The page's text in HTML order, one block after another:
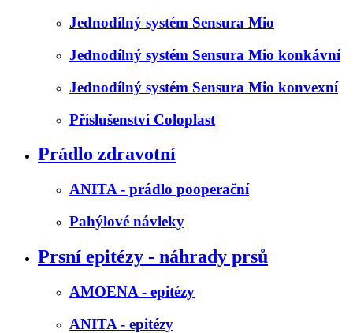
Jednodílný systém Sensura Mio
Jednodílný systém Sensura Mio konkávní
Jednodílný systém Sensura Mio konvexní
Příslušenství Coloplast
Prádlo zdravotní
ANITA - prádlo pooperační
Pahýlové návleky
Prsní epitézy - náhrady prsů
AMOENA - epitézy
ANITA - epitézy